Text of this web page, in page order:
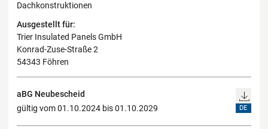
Dachkonstruktionen
Ausgestellt für:
Trier Insulated Panels GmbH
Konrad-Zuse-Straße 2
54343 Föhren
aBG Neubescheid
gültig vom 01.10.2024 bis 01.10.2029
DE